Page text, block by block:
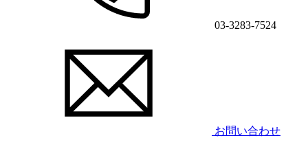
03-3283-7524
お問い合わせ